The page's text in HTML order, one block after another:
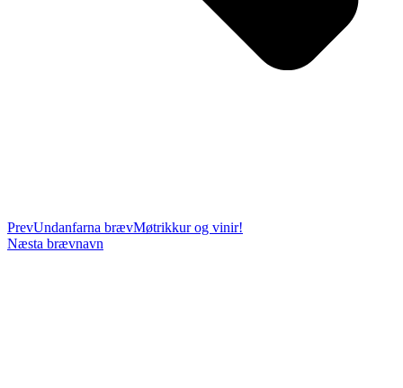
PrevUndanfarna brævMøtrikkur og vinir!
Næsta brævnavn